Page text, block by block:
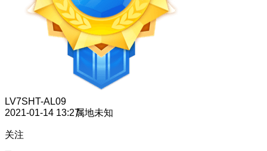
LV7SHT-AL09
2021-01-14 13:27属地未知
关注